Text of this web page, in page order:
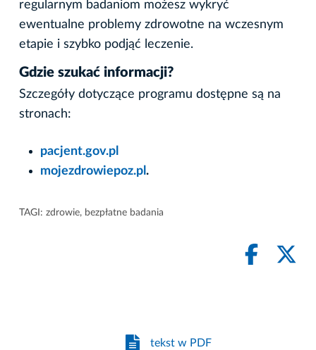
regularnym badaniom możesz wykryć
ewentualne problemy zdrowotne na wczesnym
etapie i szybko podjąć leczenie.
Gdzie szukać informacji?
Szczegóły dotyczące programu dostępne są na
stronach:
pacjent.gov.pl
mojezdrowiepoz.pl .
TAGI: zdrowie, bezpłatne badania
tekst w PDF